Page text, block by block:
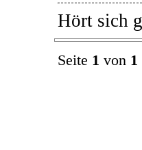
Hört sich
Seite 1 von 1